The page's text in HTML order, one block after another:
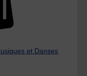
et Danses